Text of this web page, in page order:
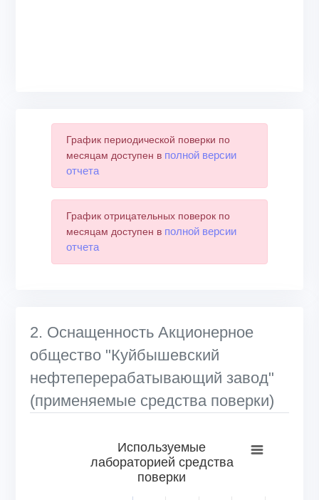
График периодической поверки по
месяцам доступен в полной версии
отчета
График отрицательных поверок по
месяцам доступен в полной версии
отчета
2. Оснащенность Акционерное
общество "Куйбышевский
нефтеперерабатывающий завод"
(применяемые средства поверки)
Bar chart with 6 bars.
View as data table, Используемые лабораторией
Используемые
лабораторией средства
поверки